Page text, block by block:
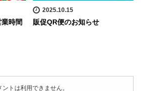
時間
2025.10.15
販促QR便のお知らせ
ントは利用できません。